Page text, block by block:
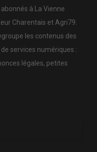
à La Vienne
Charentais et Agri79.
les contenus des
services numériques :
légales, petites